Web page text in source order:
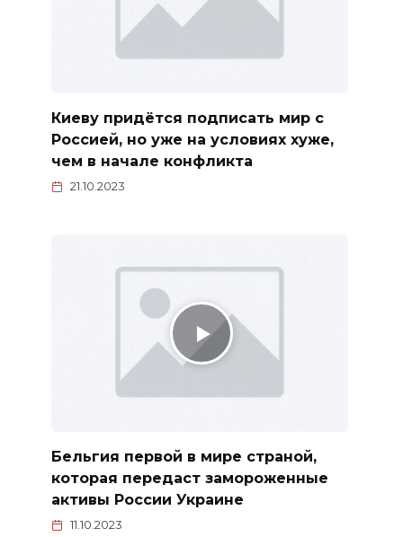
Киеву придётся подписать мир с
Россией, но уже на условиях хуже,
чем в начале конфликта
21.10.2023
Бельгия первой в мире страной,
которая передаст замороженные
активы России Украине
11.10.2023